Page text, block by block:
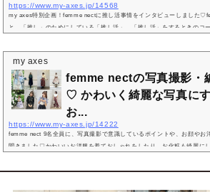
https://www.my-axes.jp/14568
my axes特別企画！femme nectに推し活事情をインタビューしました
と、「推し」のためにしている「推し活」、「推し活」をするときのコ
から推し活を始めたい方も必見です♪femme nect・まりの推し活事情&
ント♡キティちゃんイメージの赤コーデです！ーー「推し」と、「推し
教えてください！まり幼少からず...
my axes
femme nectの写真撮影・
♡ かわいく綺麗な写真に
お...
https://www.my-axes.jp/14222
femme nect 9名全員に、写真撮影で意識しているポイントや、お顔やお
聞きました♡かわいいお洋服を着ておしゃれをしたり、お化粧も綺麗に
しまったり、本来のお洋服の美しさ・色味を表現できなかったり… 日常